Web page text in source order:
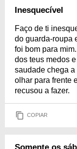
Inesquecível
Faço de ti
do guarda-roupa
foi bom para
dos teus medos
saudade chega a
olhar para frente
recusou a fazer.
COPIAR